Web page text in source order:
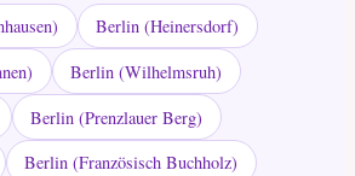
Berlin (Heinersdorf)
Berlin (Wilhelmsruh)
Berlin (Prenzlauer Berg)
Berlin (Französisch Buchholz)